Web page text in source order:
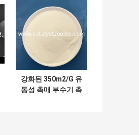
강화된 350m2/G 유
동성 촉매 부수기 촉